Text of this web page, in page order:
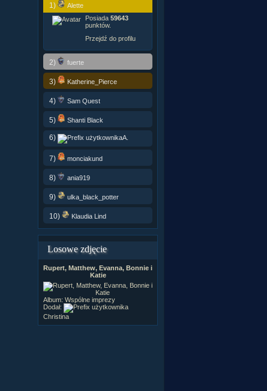
1)
Alette
Posiada 59643
punktów.
Przejdź do profilu
2) fuerte
3) Katherine_Pierce
4) Sam Quest
5) Shanti Black
6) A.
7) monciakund
8) ania919
9) ulka_black_potter
10) Klaudia Lind
Losowe zdjęcie
Rupert, Matthew, Evanna, Bonnie i
Katie
Album: Wspólne imprezy
Dodał:
Christina